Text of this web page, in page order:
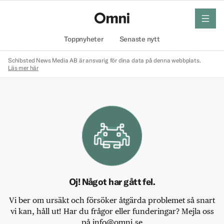
Toppnyheter Senaste nytt
meny
Schibsted News Media AB är ansvarig för dina data på denna webbplats.
Läs mer här
Oj! Något har gått fel.
Vi ber om ursäkt och försöker åtgärda problemet så snart
vi kan, håll ut! Har du frågor eller funderingar? Mejla oss